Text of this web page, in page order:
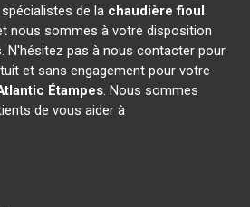
de la chaudière fioul
nous sommes à votre disposition
N'hésitez pas à nous contacter pour
et sans engagement pour votre
Étampes. Nous sommes
de vous aider à